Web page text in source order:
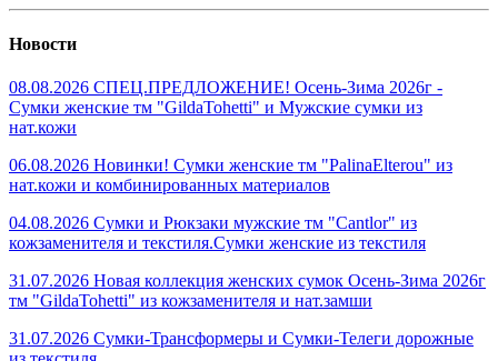
Новости
08.08.2026 СПЕЦ.ПРЕДЛОЖЕНИЕ! Осень-Зима 2026г -
Сумки женские тм "GildaTohetti" и Мужские сумки из
нат.кожи
06.08.2026 Новинки! Сумки женские тм "PalinaElterou" из
нат.кожи и комбинированных материалов
04.08.2026 Сумки и Рюкзаки мужские тм "Cantlor" из
кожзаменителя и текстиля.Сумки женские из текстиля
31.07.2026 Новая коллекция женских сумок Осень-Зима 2026г
тм "GildaTohetti" из кожзаменителя и нат.замши
31.07.2026 Сумки-Трансформеры и Сумки-Телеги дорожные